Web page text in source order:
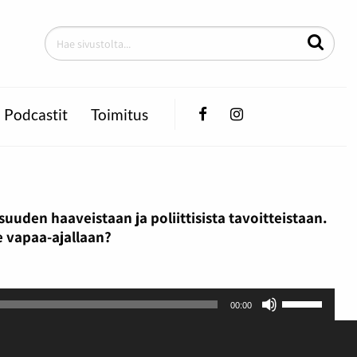
Podcastit Toimitus FacebookInstagram
haaveistaan ja poliittisista tavoitteistaan.
ajallaan?
00:00